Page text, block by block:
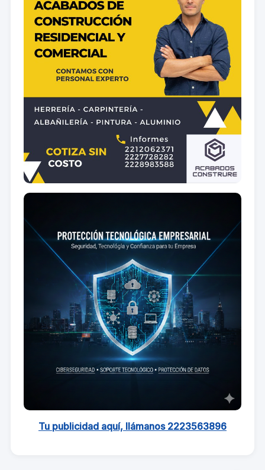
Tu publicidad aquí, llámanos 2223563896